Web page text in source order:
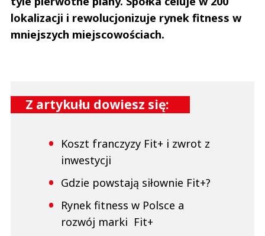
lokalizacji i rewolucjonizuje rynek fitness w
mniejszych miejscowościach.
Z artykułu dowiesz się:
Koszt franczyzy Fit+ i zwrot z
inwestycji
Gdzie powstają siłownie Fit+?
Rynek fitness w Polsce a
rozwój marki Fit+